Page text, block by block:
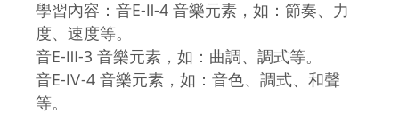
學習內容：音E-Ⅱ-4 音樂元素，如：節奏、力
度、速度等。
音E-Ⅲ-3 音樂元素，如：曲調、調式等。
音E-Ⅳ-4 音樂元素，如：音色、調式、和聲
等。